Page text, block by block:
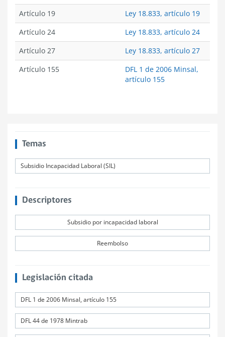
Artículo 19
Ley 18.833, artículo 19
Artículo 24
Ley 18.833, artículo 24
Artículo 27
Ley 18.833, artículo 27
Artículo 155
DFL 1 de 2006 Minsal,
artículo 155
Temas
Subsidio Incapacidad Laboral (SIL)
Descriptores
Subsidio por incapacidad laboral
Reembolso
Legislación citada
DFL 1 de 2006 Minsal, artículo 155
DFL 44 de 1978 Mintrab